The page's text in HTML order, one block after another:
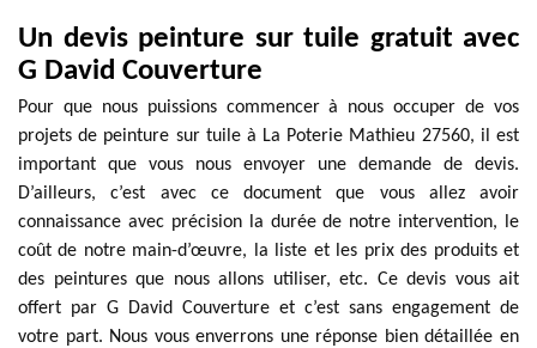
Un devis peinture sur tuile gratuit avec
G David Couverture
Pour que nous puissions commencer à nous occuper de vos
projets de peinture sur tuile à La Poterie Mathieu 27560, il est
important que vous nous envoyer une demande de devis.
D’ailleurs, c’est avec ce document que vous allez avoir
connaissance avec précision la durée de notre intervention, le
coût de notre main-d’œuvre, la liste et les prix des produits et
des peintures que nous allons utiliser, etc. Ce devis vous ait
offert par G David Couverture et c’est sans engagement de
votre part. Nous vous enverrons une réponse bien détaillée en